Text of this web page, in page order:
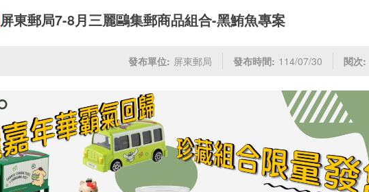
屏東郵局7-8月三麗鷗集郵商品組合-黑鮪魚專案
發布單位: 屏東郵局 發布時間: 114/07/30 閱次: